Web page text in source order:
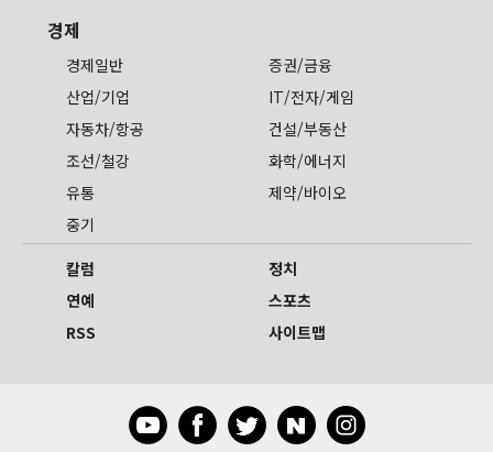
경제
경제일반
증권/금융
산업/기업
IT/전자/게임
자동차/항공
건설/부동산
조선/철강
화학/에너지
유통
제약/바이오
중기
칼럼
정치
연예
스포츠
RSS
사이트맵